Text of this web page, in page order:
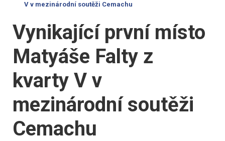
V v mezinárodní soutěži Cemachu
Vynikající první místo
Matyáše Falty z
kvarty V v
mezinárodní soutěži
Cemachu